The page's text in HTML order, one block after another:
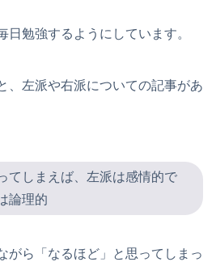
日勉強するようにしています。
、左派や右派についての記事があ
てしまえば、左派は感情的で
論理的
がら「なるほど」と思ってしまっ